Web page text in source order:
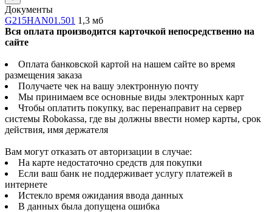
Документы
G215HAN01.501 1,3 мб
Вся оплата производится карточкой непосредственно на
сайте
Оплата банковской картой на нашем сайте во время
размещения заказа
Получаете чек на вашу электронную почту
Мы принимаем все основные виды электронных карт
Чтобы оплатить покупку, вас перенаправит на сервер
системы Robokassa, где вы должны ввести номер карты, срок
действия, имя держателя
Вам могут отказать от авторизации в случае:
На карте недостаточно средств для покупки
Если ваш банк не поддерживает услугу платежей в
интернете
Истекло время ожидания ввода данных
В данных была допущена ошибка